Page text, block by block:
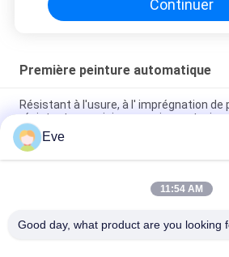
Continuer
Première peinture automatique
Résistant à l'usure, à l' imprégnation
résistant au moisissure, gris non
Résistant à la chaleur 1L Auto Paint
mildiou Résistant à l'humidité
Apprêt de peinture automobile époxy
Eve
11:54 AM
Good day, what product are you looking